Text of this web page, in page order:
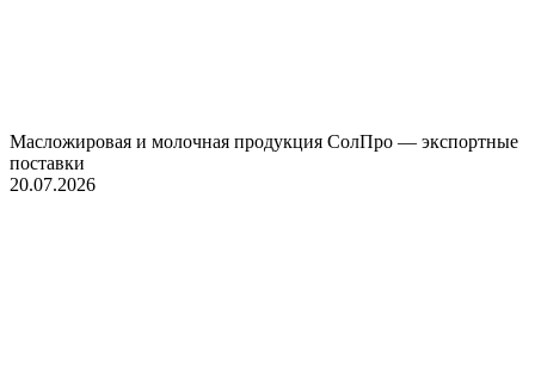
Масложировая и молочная продукция СолПро — экспортные
поставки
20.07.2026